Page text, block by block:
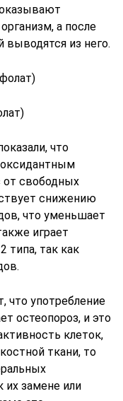
а после
выводятся из него.
что
от свободных
снижению
что уменьшает
играет
типа, так как
что употребление
остеопороз, и это
клеток,
ткани, то
их замене или